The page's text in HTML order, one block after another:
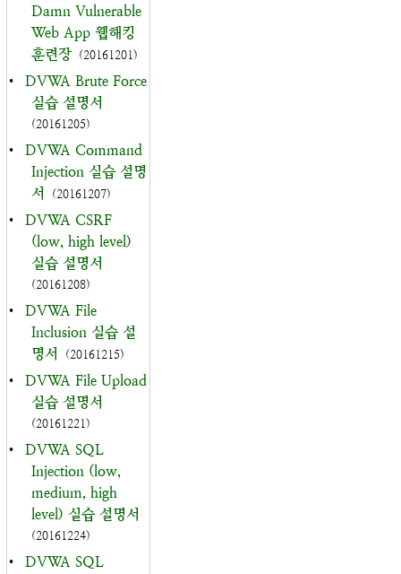
Damn Vulnerable
Web App 웹해킹
훈련장 (20161201)
•
DVWA Brute Force
실습 설명서
(20161205)
•
DVWA Command
Injection 실습 설명
서
(20161207)
•
DVWA CSRF
(low, high level)
실습 설명서
(20161208)
•
DVWA File
Inclusion 실습 설
명서
(20161215)
•
DVWA File Upload
실습 설명서
(20161221)
•
DVWA SQL
Injection (low,
medium, high
level) 실습 설명서
(20161224)
• DVWA SQL